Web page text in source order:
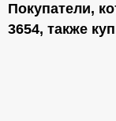
Покупатели,
3654, также